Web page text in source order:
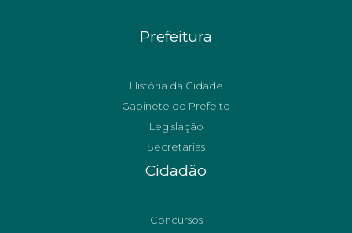
Prefeitura
História da Cidade
Gabinete do Prefeito
Legislação
Secretarias
Cidadão
Concursos